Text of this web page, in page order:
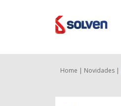
Home | Novidades |